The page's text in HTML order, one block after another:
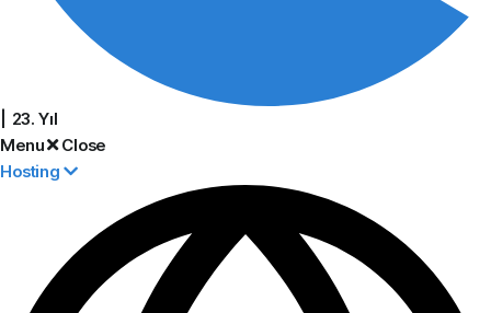
| 23. Yıl
Menu Close
Hosting